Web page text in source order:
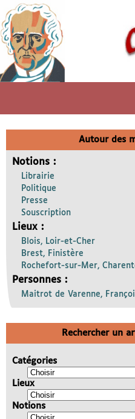
Autour des
Notions :
Librairie
Politique
Presse
Souscription
Lieux :
Blois, Loir-et-Cher
Brest, Finistère
Rochefort-sur-Mer,
Personnes :
Maitrot de Varenne,
Rechercher un
Catégories
Lieux
Notions